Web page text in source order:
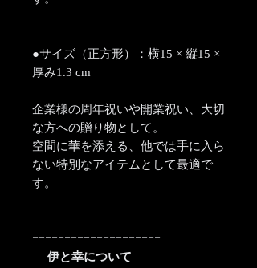
●サイズ（正方形）：横15 × 縦15 ×
厚み1.3 cm
企業様の周年祝いや開業祝い、大切
な方への贈り物として。
空間に華を添える、他では手に入ら
ない特別なアイテムとして最適で
す。
ｰｰｰｰｰｰｰｰｰｰｰｰｰｰｰｰｰｰｰｰ
伊と幸について